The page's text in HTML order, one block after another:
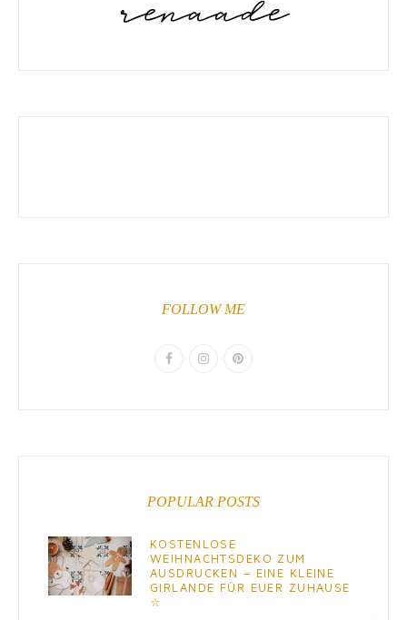
FOLLOW ME
POPULAR POSTS
KOSTENLOSE
WEIHNACHTSDEKO ZUM
AUSDRUCKEN – EINE KLEINE
GIRLANDE FÜR EUER ZUHAUSE
☆